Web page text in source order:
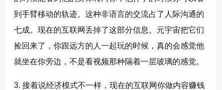
到手臂移动的轨迹。这种非语言的交流占了人际沟通的
七成。现在的互联网丢掉了这部分信息。元宇宙把它们
捡回来了，你跟远方的人一起玩的时候，真的会感觉他
就坐在你旁边，不是看视频那种隔着一层玻璃的感觉。
3. 接着说经济模式不一样，现在的互联网你做内容赚钱